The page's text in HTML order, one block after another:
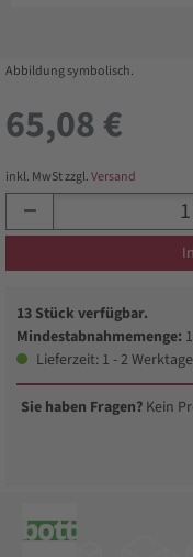
Abbildung symbolisch.
65,08 €
inkl. MwSt zzgl.Versand
13 Stück verfügbar.
Mindestabnahmemenge:
Lieferzeit: 1 - 2 Werktage
Sie haben Fragen? Kein